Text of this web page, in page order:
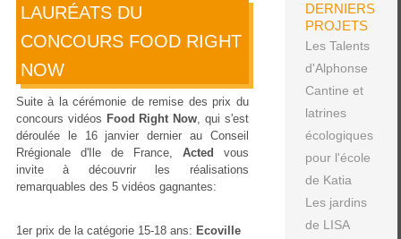
LAURÉATS DU
CONCOURS FOOD RIGHT
NOW
Suite à la cérémonie de remise des prix du
concours vidéos Food Right Now, qui s'est
déroulée le 16 janvier dernier au Conseil
Rrégionale d'Ile de France, Acted
vous
invite à découvrir les réalisations
remarquables des 5 vidéos gagnantes:
1er prix de la catégorie 15-18 ans: Ecoville
DERNIERS
PROJETS
Les Talents
d'Alphonse
Cantine et
latrines
écologiques
pour l'école
de Katia
Les jardins
de LISA